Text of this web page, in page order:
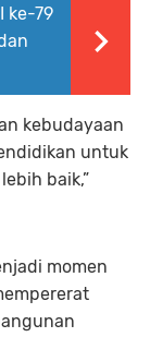
ke-79
kebudayaan
untuk
baik,”
momen